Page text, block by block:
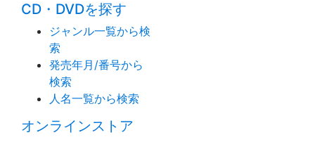
CD・DVDを探す
ジャンル一覧から検
索
発売年月/番号から
検索
人名一覧から検索
オンラインストア